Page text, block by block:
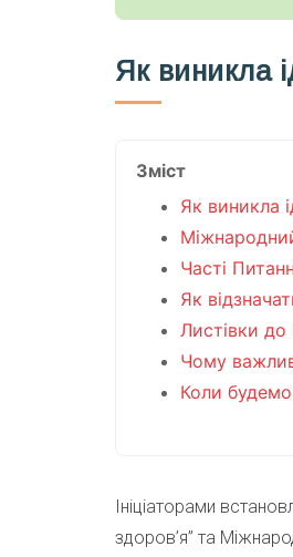
Як виникла
Зміст
Як виникла
Часті
Як
Листівки до
Чому
Коли
Ініціаторами
здоров’я” та